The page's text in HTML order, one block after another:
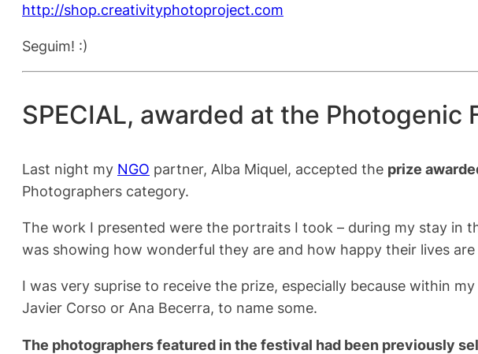
http://shop.creativityphotoproject.com
Seguim! :)
SPECIAL, awarded at the Photogenic
Last night my NGO partner, Alba Miquel, accepted the prize
Photographers category.
The work I presented were the portraits I took – during my stay in
was showing how wonderful they are and how happy their lives are
I was very suprise to receive the prize, especially because within
Javier Corso or Ana Becerra, to name some.
The photographers featured in the festival had been previously